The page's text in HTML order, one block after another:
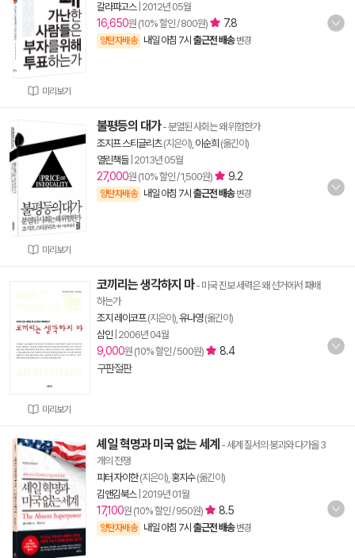
미리보기
갈라파고스| 2012년 05월
16,650원 (10% 할인 / 800원) 7.8
양탄자배송 내일 아침 7시 출근전 배송 변경
미리보기
불평등의 대가- 분열된 사회는 왜 위험한가
조지프 스티글리츠(지은이), 이순희 (옮긴이)
열린책들| 2013년 05월
27,000원 (10% 할인 / 1,500원) 9.2
양탄자배송 내일 아침 7시 출근전 배송 변경
미리보기
코끼리는 생각하지 마- 미국 진보 세력은 왜 선거에서 패배
하는가
조지 레이코프(지은이), 유나영(옮긴이)
삼인 2006년 04월
9,000원 (10% 할인 / 500원)
8.4
구판절판
셰일 혁명과 미국 없는 세계 - 세계 질서의 붕괴와 다가올 3
개의 전쟁
피터 자이한(지은이), 홍지수(옮긴이)
김앤김북스| 2019년 01월
17,100원 (10% 할인 / 950원) 8.5
양탄자배송 내일 아침 7시 출근전 배송 변경